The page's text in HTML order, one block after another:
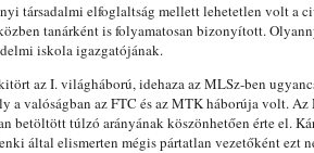
társadalmi elfoglaltság mellett lehetetlen volt a
tanárként is folyamatosan bizonyított.
iskola igazgatójának.
az I. világháború, idehaza az MLSz-ben
a valóságban az FTC és az MTK háborúja volt.
betöltött túlzó arányának köszönhetően érte el.
által elismerten mégis pártatlan vezetőként ezt